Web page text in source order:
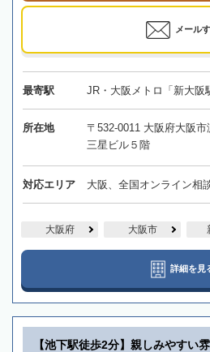
メール
最寄駅 JR・大阪メトロ「新大阪
所在地
〒532-0011 大阪府大阪
三星ビル５階
対応エリア 大阪、全国オンライン相
大阪府 大阪市
詳細を見
【池下駅徒歩2分】親しみやすい